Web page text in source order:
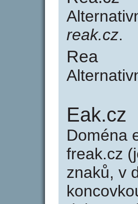
reak.cz.
Rea
Eak.cz
Doména
freak.cz
znaků, v